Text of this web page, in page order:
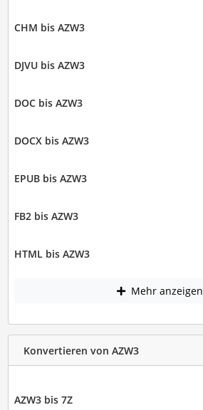
CHM bis AZW3
DJVU bis AZW3
DOC bis AZW3
DOCX bis AZW3
EPUB bis AZW3
FB2 bis AZW3
HTML bis AZW3
Mehr anzeigen
Konvertieren von AZW3
AZW3 bis 7Z